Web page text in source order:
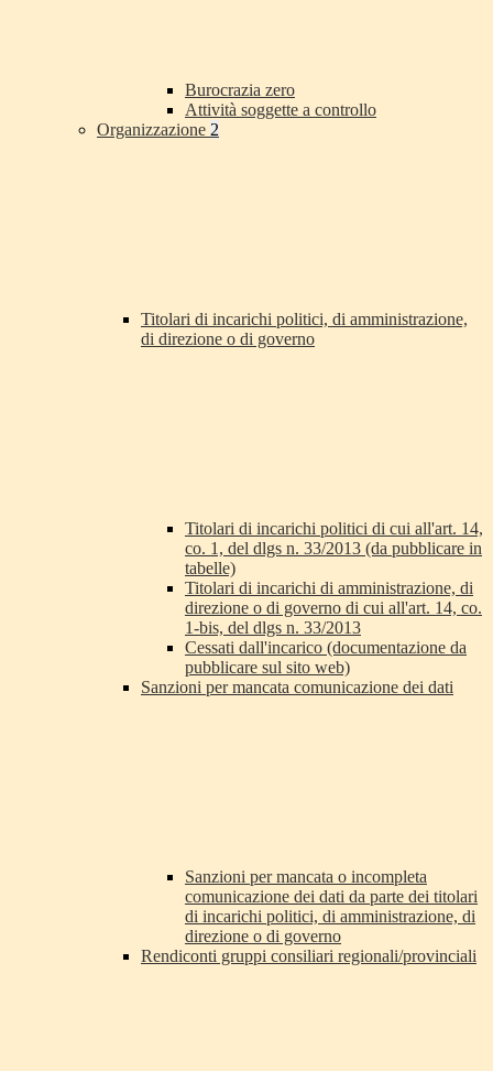
Burocrazia zero
Attività soggette a controllo
Organizzazione 2
Titolari di incarichi politici, di amministrazione,
di direzione o di governo
Titolari di incarichi politici di cui all'art. 14,
co. 1, del dlgs n. 33/2013 (da pubblicare in
tabelle)
Titolari di incarichi di amministrazione, di
direzione o di governo di cui all'art. 14, co.
1-bis, del dlgs n. 33/2013
Cessati dall'incarico (documentazione da
pubblicare sul sito web)
Sanzioni per mancata comunicazione dei dati
Sanzioni per mancata o incompleta
comunicazione dei dati da parte dei titolari
di incarichi politici, di amministrazione, di
direzione o di governo
Rendiconti gruppi consiliari regionali/provinciali